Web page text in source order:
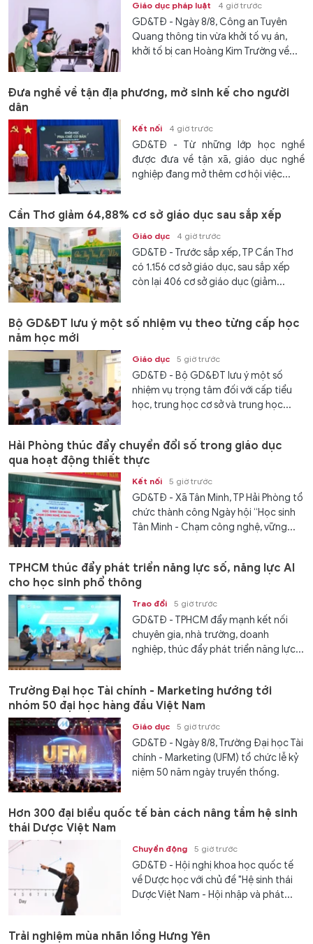
Giáo dục pháp luật 4 giờ trước
GD&TĐ - Ngày 8/8, Công an Tuyên
Quang thông tin vừa khởi tố vụ án,
khởi tố bị can Hoàng Kim Trường về...
Đưa nghề về tận địa phương, mở sinh kế cho người
dân
Kết nối 4 giờ trước
GD&TĐ - Từ những lớp học nghề
được đưa về tận xã, giáo dục nghề
nghiệp đang mở thêm cơ hội việc...
Cần Thơ giảm 64,88% cơ sở giáo dục sau sắp xếp
Giáo dục 4 giờ trước
GD&TĐ - Trước sắp xếp, TP Cần Thơ
có 1.156 cơ sở giáo dục, sau sắp xếp
còn lại 406 cơ sở giáo dục (giảm...
Bộ GD&ĐT lưu ý một số nhiệm vụ theo từng cấp học
năm học mới
Giáo dục 5 giờ trước
GD&TĐ - Bộ GD&ĐT lưu ý một số
nhiệm vụ trọng tâm đối với cấp tiểu
học, trung học cơ sở và trung học...
Hải Phòng thúc đẩy chuyển đổi số trong giáo dục
qua hoạt động thiết thực
Kết nối 5 giờ trước
GD&TĐ - Xã Tân Minh, TP Hải Phòng tổ
chức thành công Ngày hội “Học sinh
Tân Minh - Chạm công nghệ, vững...
TPHCM thúc đẩy phát triển năng lực số, năng lực AI
cho học sinh phổ thông
Trao đổi 5 giờ trước
GD&TĐ - TPHCM đẩy mạnh kết nối
chuyên gia, nhà trường, doanh
nghiệp, thúc đẩy phát triển năng lực...
Trường Đại học Tài chính - Marketing hướng tới
nhóm 50 đại học hàng đầu Việt Nam
Giáo dục 5 giờ trước
GD&TĐ - Ngày 8/8, Trường Đại học Tài
chính - Marketing (UFM) tổ chức lễ kỷ
niệm 50 năm ngày truyền thống.
Hơn 300 đại biểu quốc tế bàn cách nâng tầm hệ sinh
thái Dược Việt Nam
Chuyển động 5 giờ trước
GD&TĐ - Hội nghị khoa học quốc tế
về Dược học với chủ đề "Hệ sinh thái
Dược Việt Nam - Hội nhập và phát...
Trải nghiệm mùa nhãn lồng Hưng Yên